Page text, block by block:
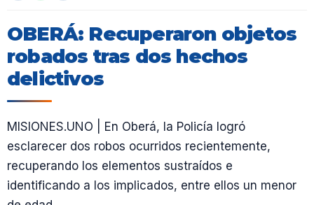
OBERÁ: Recuperaron objetos
robados tras dos hechos
delictivos
MISIONES.UNO | En Oberá, la Policía logró
esclarecer dos robos ocurridos recientemente,
recuperando los elementos sustraídos e
identificando a los implicados, entre ellos un menor